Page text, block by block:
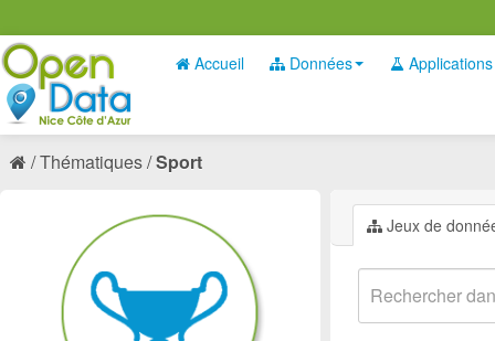
Accueil Données Applications
Thématiques Sport
Jeux de